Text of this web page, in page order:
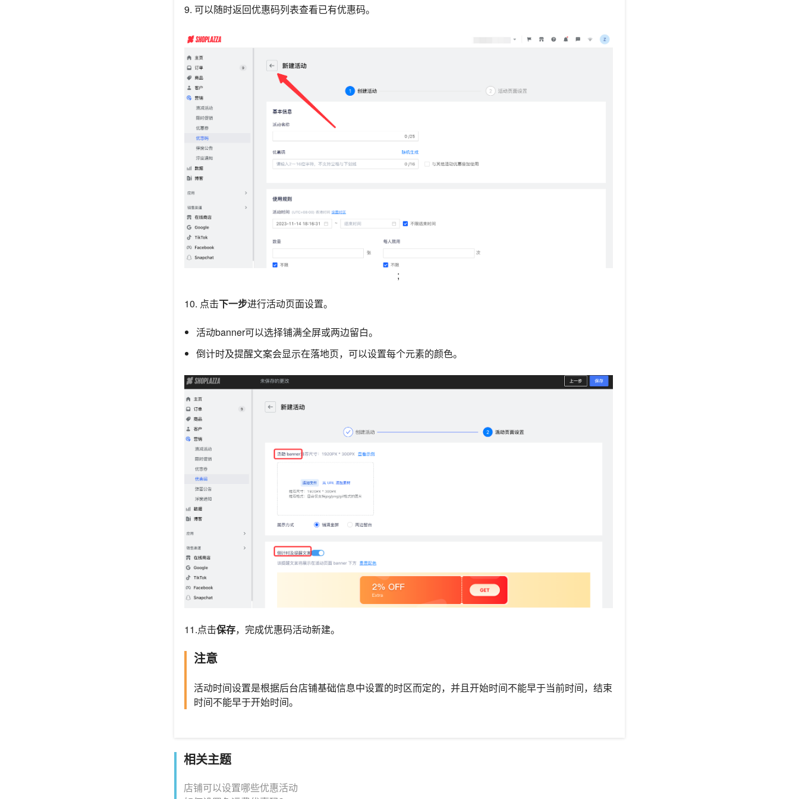
9. 可以随时返回优惠码列表查看已有优惠码。
;
10. 点击下一步进行活动页面设置。
活动banner可以选择铺满全屏或两边留白。
倒计时及提醒文案会显示在落地页，可以设置每个元素的颜色。
11.点击保存，完成优惠码活动新建。
注意
活动时间设置是根据后台店铺基础信息中设置的时区而定的，并且开始时间不能早于当前时间，结束
时间不能早于开始时间。
相关主题
店铺可以设置哪些优惠活动